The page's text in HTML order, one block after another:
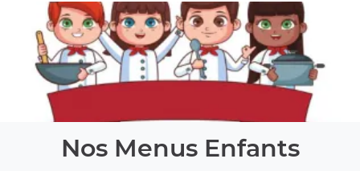
Nos Menus Enfants